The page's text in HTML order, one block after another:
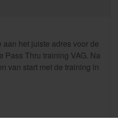
het juiste adres voor de
Pass Thru training VAG. Na
van start met de training in